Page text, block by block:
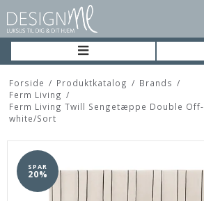
Forside / Produktkatalog / Brands /
Ferm Living /
Ferm Living Twill Sengetæppe Double Off-
white/Sort
SPAR
20%